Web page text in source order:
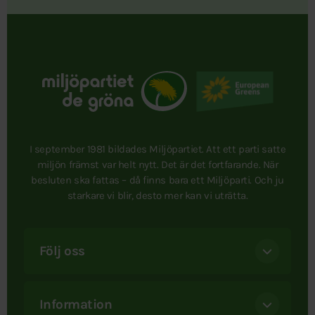
I september 1981 bildades Miljöpartiet. Att ett parti satte
miljön främst var helt nytt. Det är det fortfarande. När
besluten ska fattas – då finns bara ett Miljöparti. Och ju
starkare vi blir, desto mer kan vi uträtta.
Följ oss
Information